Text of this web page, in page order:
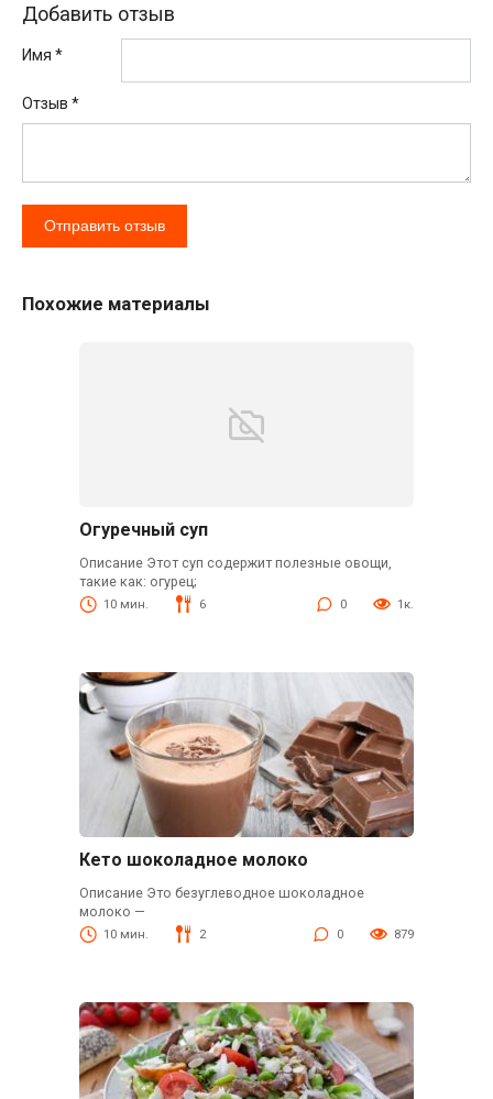
Добавить отзыв
Имя *
Отзыв *
Похожие материалы
Огуречный суп
Описание Этот суп содержит полезные овощи,
такие как: огурец;
10 мин. 6 0 1к.
Кето шоколадное молоко
Описание Это безуглеводное шоколадное
молоко —
10 мин. 2 0 879